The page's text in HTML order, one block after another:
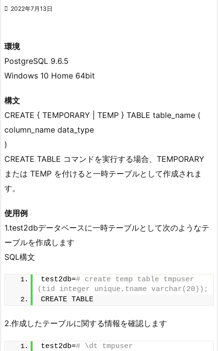
 2022年7月13日
環境
PostgreSQL 9.6.5
Windows 10 Home 64bit
構文
CREATE { TEMPORARY | TEMP } TABLE table_name (
column_name data_type
)
CREATE TABLE コマンドを実行する場合、TEMPORARY
または TEMP を付けると一時テーブルとして作成されま
す。
使用例
1.test2dbデータベースに一時テーブルとして次のようなテ
ーブルを作成します
SQL構文
test2db=# create temp table tmpuser
(tid integer unique,tname varchar(20));
CREATE TABLE
2.作成したテーブルに関する情報を確認します
test2db=# \dt tmpuser